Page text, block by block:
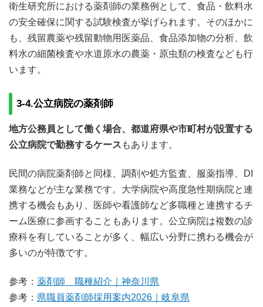
衛生研究所における薬剤師の業務例として、食品・飲料水
の安全確保に関する試験検査が挙げられます。そのほかに
も、残留農薬や残留動物用医薬品、食品添加物の分析、飲
料水の細菌検査や水道原水の農薬・原虫類の検査なども行
います。
3-4.公立病院の薬剤師
地方公務員として働く場合、都道府県や市町村が設置する
公立病院で勤務するケース もあります。
民間の病院薬剤師と同様、調剤や処方監査、服薬指導、DI
業務などが主な業務です。大学病院や高度急性期病院と連
携する機会もあり、医師や看護師など多職種と連携するチ
ーム医療に参画することもあります。公立病院は複数の診
療科を有していることが多く、幅広い分野に携わる機会が
多いのが特徴です。
参考： 薬剤師 職種紹介｜神奈川県
参考： 県職員薬剤師採用案内2026｜岐阜県